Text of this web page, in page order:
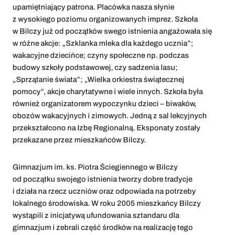
upamiętniający patrona. Placówka nasza słynie
z wysokiego poziomu organizowanych imprez. Szkoła
w Bilczy już od początków swego istnienia angażowała się
w różne akcje: „Szklanka mleka dla każdego ucznia”;
wakacyjne dziecińce; czyny społeczne np. podczas
budowy szkoły podstawowej, czy sadzenia lasu;
„Sprzątanie świata”; „Wielka orkiestra świątecznej
pomocy”, akcje charytatywne i wiele innych. Szkoła była
również organizatorem wypoczynku dzieci – biwaków,
obozów wakacyjnych i zimowych. Jedną z sal lekcyjnych
przekształcono na Izbę Regionalną. Eksponaty zostały
przekazane przez mieszkańców Bilczy.
Gimnazjum im. ks. Piotra Ściegiennego w Bilczy
od początku swojego istnienia tworzy dobre tradycje
i działa na rzecz uczniów oraz odpowiada na potrzeby
lokalnego środowiska. W roku 2005 mieszkańcy Bilczy
wystąpili z inicjatywą ufundowania sztandaru dla
gimnazjum i zebrali część środków na realizację tego